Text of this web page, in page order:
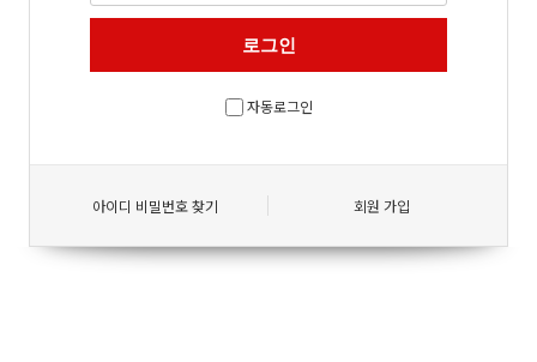
자동로그인
아이디 비밀번호 찾기 회원 가입